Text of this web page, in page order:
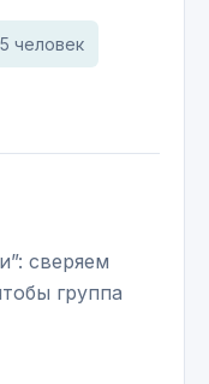
человек
сверяем
группа